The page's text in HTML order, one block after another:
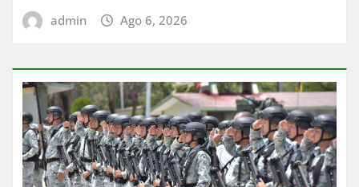
admin Ago 6, 2026